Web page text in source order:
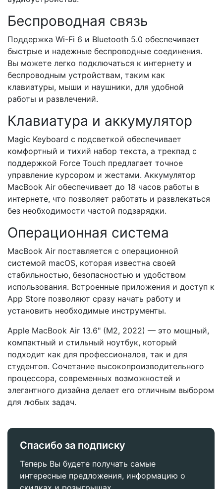
Беспроводная связь
Поддержка Wi-Fi 6 и Bluetooth 5.0 обеспечивает
быстрые и надежные беспроводные соединения.
Вы можете легко подключаться к интернету и
беспроводным устройствам, таким как
клавиатуры, мыши и наушники, для удобной
работы и развлечений.
Клавиатура и аккумулятор
Magic Keyboard с подсветкой обеспечивает
комфортный и тихий набор текста, а трекпад с
поддержкой Force Touch предлагает точное
управление курсором и жестами. Аккумулятор
MacBook Air обеспечивает до 18 часов работы в
интернете, что позволяет работать и развлекаться
без необходимости частой подзарядки.
Операционная система
MacBook Air поставляется с операционной
системой macOS, которая известна своей
стабильностью, безопасностью и удобством
использования. Встроенные приложения и доступ к
App Store позволяют сразу начать работу и
установить необходимые инструменты.
Apple MacBook Air 13.6" (M2, 2022) — это мощный,
компактный и стильный ноутбук, который
подходит как для профессионалов, так и для
студентов. Сочетание высокопроизводительного
процессора, современных возможностей и
элегантного дизайна делает его отличным выбором
для любых задач.
Спасибо за подписку
Теперь Вы будете получать самые
интересные предложения, информацию о